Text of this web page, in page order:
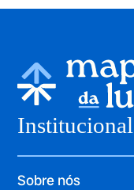
Institucional
Sobre nós